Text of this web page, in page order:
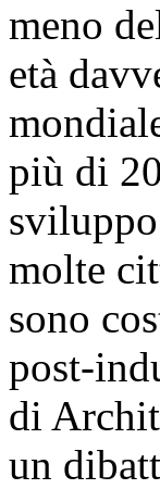
meno
età
più di
molte
sono
post-
di
un